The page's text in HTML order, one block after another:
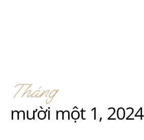
Tháng
mười một 1, 2024